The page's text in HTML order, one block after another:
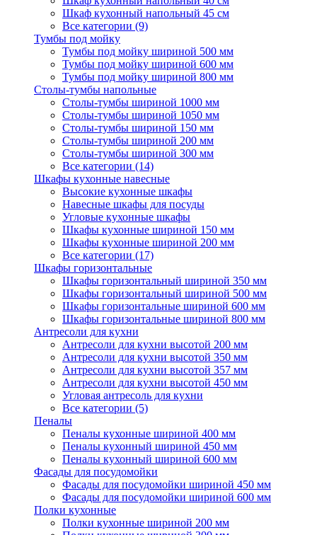
Шкаф кухонный напольный 45 см
Все категории (9)
Тумбы под мойку
Тумбы под мойку шириной 500 мм
Тумбы под мойку шириной 600 мм
Тумбы под мойку шириной 800 мм
Столы-тумбы напольные
Столы-тумбы шириной 1000 мм
Столы-тумбы шириной 1050 мм
Столы-тумбы шириной 150 мм
Столы-тумбы шириной 200 мм
Столы-тумбы шириной 300 мм
Все категории (14)
Шкафы кухонные навесные
Высокие кухонные шкафы
Навесные шкафы для посуды
Угловые кухонные шкафы
Шкафы кухонные шириной 150 мм
Шкафы кухонные шириной 200 мм
Все категории (17)
Шкафы горизонтальные
Шкафы горизонтальный шириной 350 мм
Шкафы горизонтальный шириной 500 мм
Шкафы горизонтальные шириной 600 мм
Шкафы горизонтальные шириной 800 мм
Антресоли для кухни
Антресоли для кухни высотой 200 мм
Антресоли для кухни высотой 350 мм
Антресоли для кухни высотой 357 мм
Антресоли для кухни высотой 450 мм
Угловая антресоль для кухни
Все категории (5)
Пеналы
Пеналы кухонные шириной 400 мм
Пеналы кухонный шириной 450 мм
Пеналы кухонный шириной 600 мм
Фасады для посудомойки
Фасады для посудомойки шириной 450 мм
Фасады для посудомойки шириной 600 мм
Полки кухонные
Полки кухонные шириной 200 мм